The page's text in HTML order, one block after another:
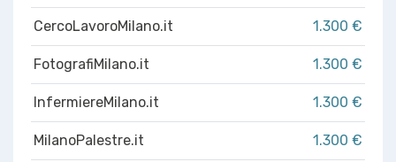
CercoLavoroMilano.it 1.300 €
FotografiMilano.it 1.300 €
InfermiereMilano.it 1.300 €
MilanoPalestre.it 1.300 €